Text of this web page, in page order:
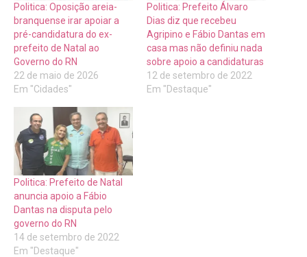
Politica: Oposição areia-
branquense irar apoiar a
pré-candidatura do ex-
prefeito de Natal ao
Governo do RN
22 de maio de 2026
Em "Cidades"
Politica: Prefeito Álvaro
Dias diz que recebeu
Agripino e Fábio Dantas em
casa mas não definiu nada
sobre apoio a candidaturas
12 de setembro de 2022
Em "Destaque"
Politica: Prefeito de Natal
anuncia apoio a Fábio
Dantas na disputa pelo
governo do RN
14 de setembro de 2022
Em "Destaque"